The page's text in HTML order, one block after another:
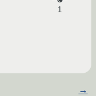
1
→